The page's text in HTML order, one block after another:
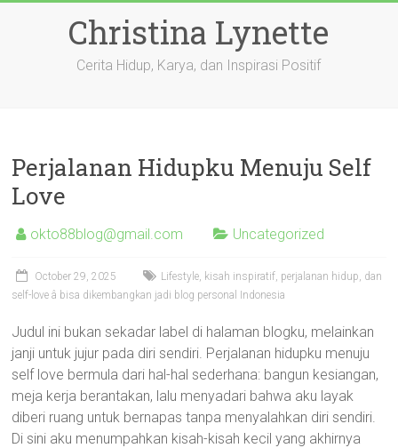
Christina Lynette
Cerita Hidup, Karya, dan Inspirasi Positif
Perjalanan Hidupku Menuju Self
Love
okto88blog@gmail.com Uncategorized
October 29, 2025
Lifestyle, kisah inspiratif, perjalanan hidup, dan
self-love â bisa dikembangkan jadi blog personal Indonesia
Judul ini bukan sekadar label di halaman blogku, melainkan
janji untuk jujur pada diri sendiri. Perjalanan hidupku menuju
self love bermula dari hal-hal sederhana: bangun kesiangan,
meja kerja berantakan, lalu menyadari bahwa aku layak
diberi ruang untuk bernapas tanpa menyalahkan diri sendiri.
Di sini aku menumpahkan kisah-kisah kecil yang akhirnya